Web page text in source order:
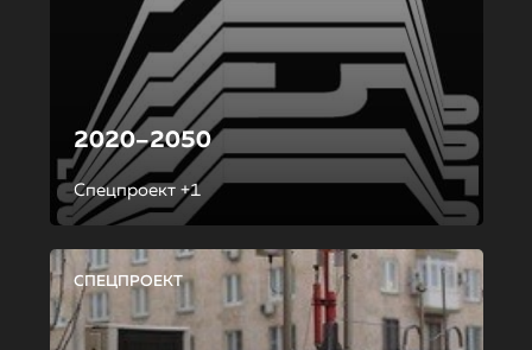
2020–2050
Спецпроект +1
СПЕЦПРОЕКТ